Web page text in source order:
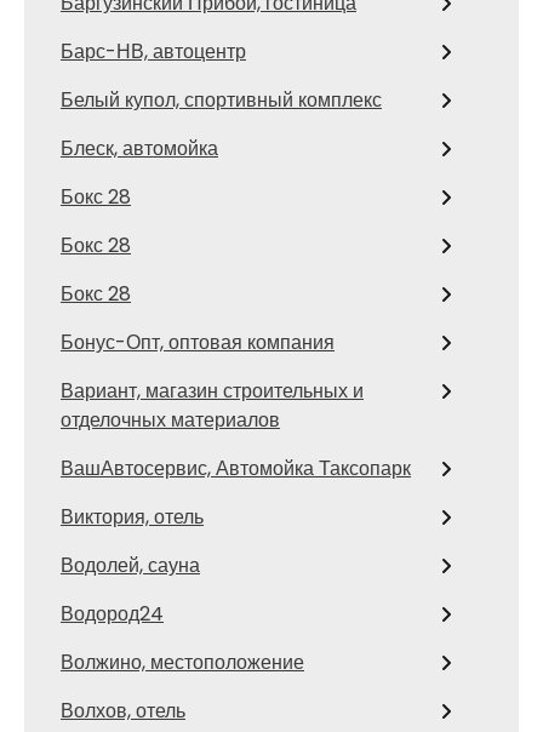
Барс-НВ, автоцентр
Белый купол, спортивный комплекс
Блеск, автомойка
Бокс 28
Бокс 28
Бокс 28
Бонус-Опт, оптовая компания
Вариант, магазин строительных и
отделочных материалов
ВашАвтосервис, Автомойка Таксопарк
Виктория, отель
Водолей, сауна
Водород24
Волжино, местоположение
Волхов, отель